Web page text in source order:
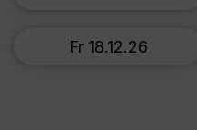
Fr 18.12.26